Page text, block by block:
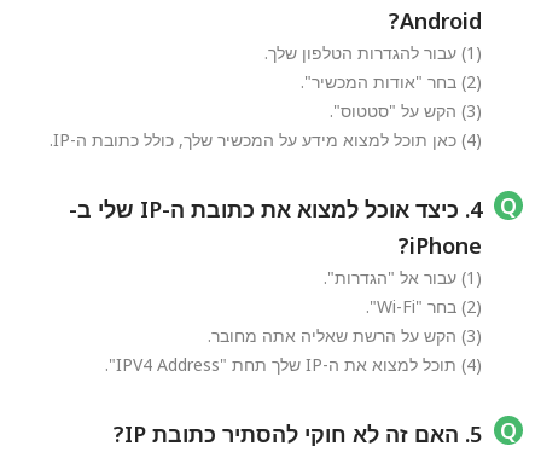
Android?
(1) עבור להגדרות הטלפון שלך.
(2) בחר "אודות המכשיר".
(3) הקש על "סטטוס".
(4) כאן תוכל למצוא מידע על המכשיר שלך, כולל כתובת ה-IP.
4. כיצד אוכל למצוא את כתובת ה-IP שלי ב-
iPhone?
(1) עבור אל "הגדרות".
(2) בחר "Wi-Fi".
(3) הקש על הרשת שאליה אתה מחובר.
(4) תוכל למצוא את ה-IP שלך תחת "IPV4 Address".
5. האם זה לא חוקי להסתיר כתובת IP?